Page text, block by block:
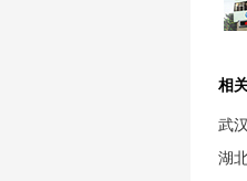
相
武
湖